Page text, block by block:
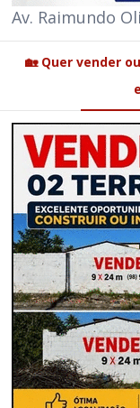
Av. Raimundo
🏡 Quer vender